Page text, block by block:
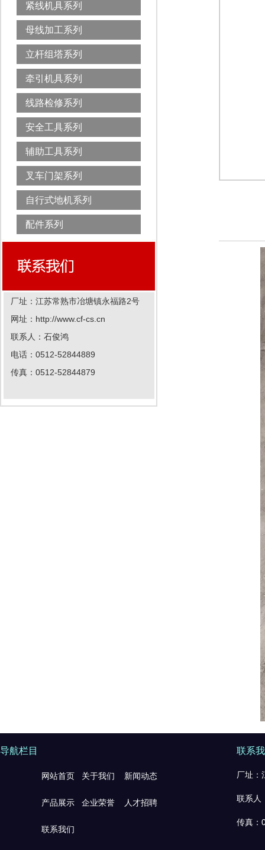
紧线机具系列
母线加工系列
立杆组塔系列
牵引机具系列
线路检修系列
安全工具系列
辅助工具系列
叉车门架系列
自行式地机系列
配件系列
厂址：江苏常熟市冶塘镇永福路2号
网址：http://www.cf-cs.cn
联系人：石俊鸿
电话：0512-52844889
传真：0512-52844879
导航栏目
网站首页 关于我们 新闻动态
产品展示 企业荣誉 人才招聘
联系我们
联系
厂址：
联系人
传真：